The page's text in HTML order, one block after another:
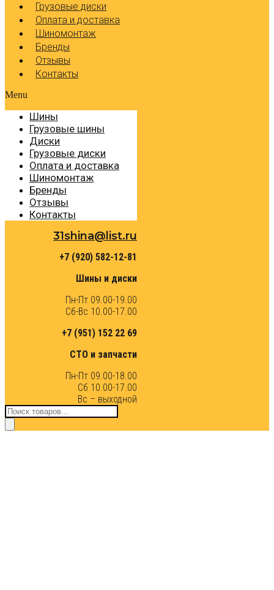
Грузовые диски
Оплата и доставка
Шиномонтаж
Бренды
Отзывы
Контакты
Menu
Шины
Грузовые шины
Диски
Грузовые диски
Оплата и доставка
Шиномонтаж
Бренды
Отзывы
Контакты
31shina@list.ru
+7 (920) 582-12-81
Шины и диски
Пн-Пт 09.00-19.00
Сб-Вс 10.00-17.00
+7 (951) 152 22 69
СТО и запчасти
Пн-Пт 09.00-18.00
Сб 10.00-17.00
Вс – выходной
Поиск
товаров